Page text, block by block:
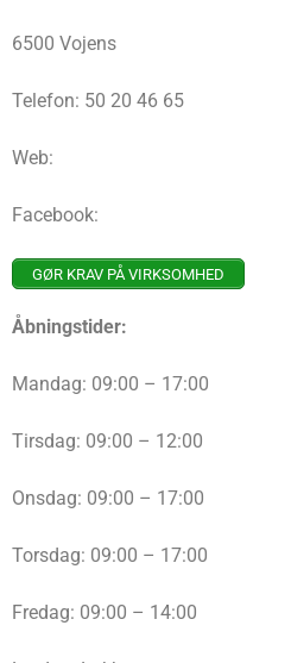
6500 Vojens
Telefon: 50 20 46 65
Web:
Facebook:
GØR KRAV PÅ VIRKSOMHED
Åbningstider:
Mandag: 09:00 – 17:00
Tirsdag: 09:00 – 12:00
Onsdag: 09:00 – 17:00
Torsdag: 09:00 – 17:00
Fredag: 09:00 – 14:00